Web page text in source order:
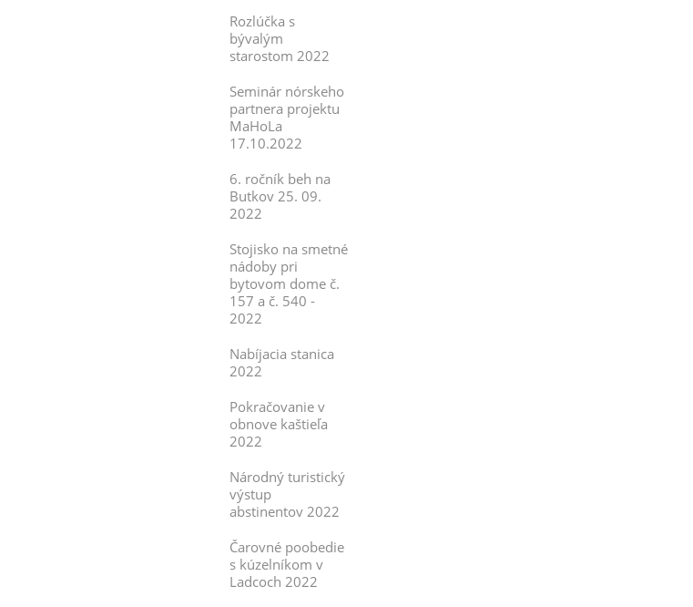
Rozlúčka s
bývalým
starostom 2022
Seminár nórskeho
partnera projektu
MaHoLa
17.10.2022
6. ročník beh na
Butkov 25. 09.
2022
Stojisko na smetné
nádoby pri
bytovom dome č.
157 a č. 540 -
2022
Nabíjacia stanica
2022
Pokračovanie v
obnove kaštieľa
2022
Národný turistický
výstup
abstinentov 2022
Čarovné poobedie
s kúzelníkom v
Ladcoch 2022